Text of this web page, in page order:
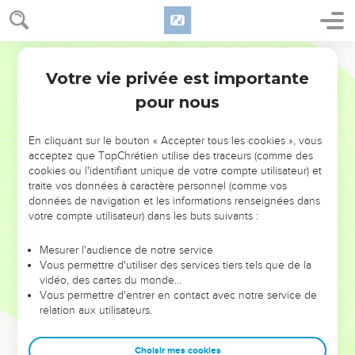
NE MANQUEZ PAS L’ÉVÉNEMENT
DE L’ANNÉE !
ET SI LEURS ERREURS POUVAIENT VOUS ÉVITER LES
VOTRES ?
leur foi ou leur vision. Mais on voit moins les doutes, les erreurs
et les saisons difficiles qu'ils ont traversés, alors même que ce
sont elles qui les ont façonnés.
Dans cette conférence, leaders, entrepreneurs, et responsables
clés pour avancer avec plus de sagesse afin que leurs erreurs
Votre vie privée est importante
pour nous
En cliquant sur le bouton « Accepter tous les cookies », vous
acceptez que TopChrétien utilise des traceurs (comme des
cookies ou l'identifiant unique de votre compte utilisateur) et
traite vos données à caractère personnel (comme vos
données de navigation et les informations renseignées dans
votre compte utilisateur) dans les buts suivants :
Mesurer l'audience de notre service
Vous permettre d'utiliser des services tiers tels que de la
vidéo, des cartes du monde…
Vous permettre d'entrer en contact avec notre service de
relation aux utilisateurs.
Choisir mes cookies